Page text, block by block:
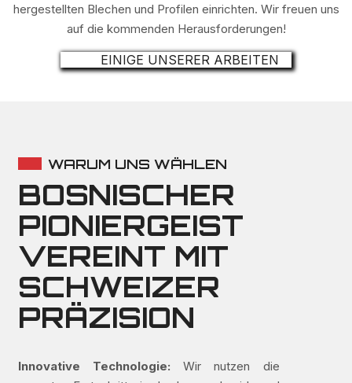
hergestellten Blechen und Profilen einrichten. Wir freuen uns
auf die kommenden Herausforderungen!
EINIGE UNSERER ARBEITEN
WARUM UNS WÄHLEN
BOSNISCHER
PIONIERGEIST
VEREINT MIT
SCHWEIZER
PRÄZISION
Innovative Technologie: Wir nutzen die